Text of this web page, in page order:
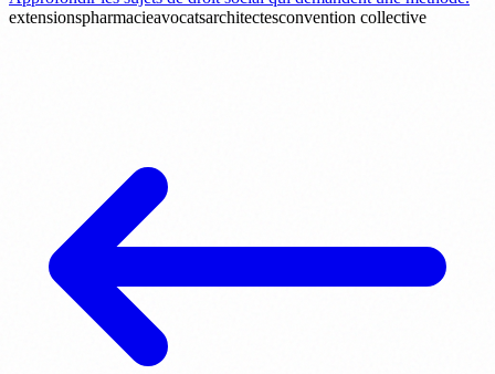
extensionspharmacieavocatsarchitectesconvention collective